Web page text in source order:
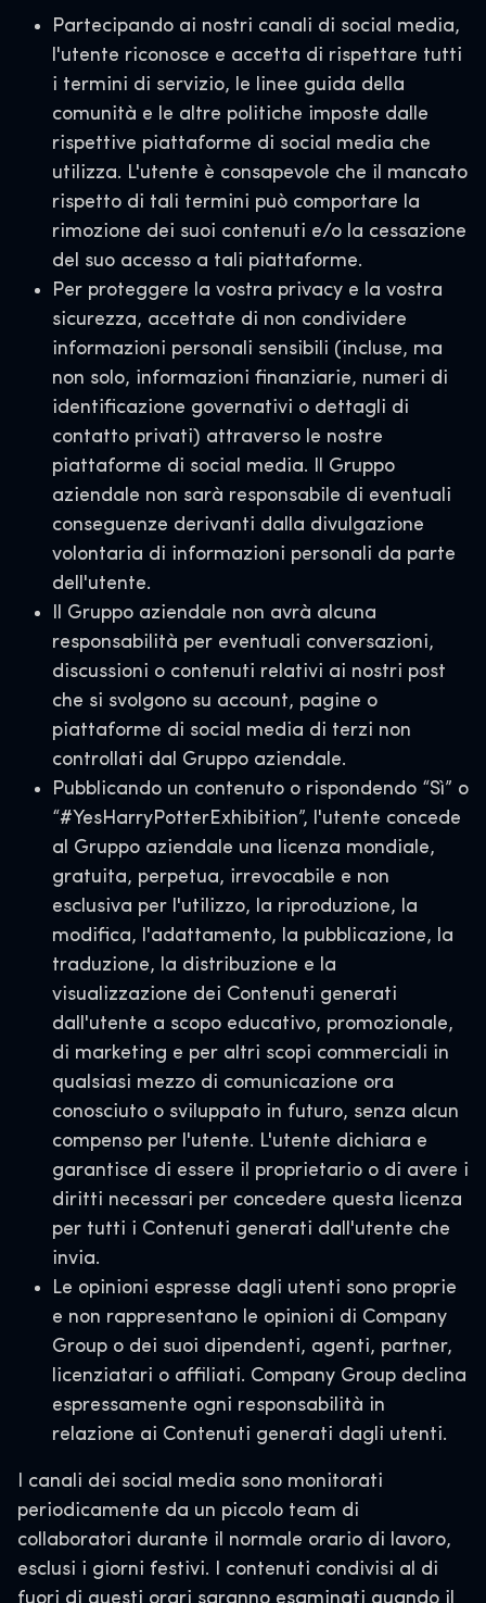
Partecipando ai nostri canali di social media,
l'utente riconosce e accetta di rispettare tutti
i termini di servizio, le linee guida della
comunità e le altre politiche imposte dalle
rispettive piattaforme di social media che
utilizza. L'utente è consapevole che il mancato
rispetto di tali termini può comportare la
rimozione dei suoi contenuti e/o la cessazione
del suo accesso a tali piattaforme.
Per proteggere la vostra privacy e la vostra
sicurezza, accettate di non condividere
informazioni personali sensibili (incluse, ma
non solo, informazioni finanziarie, numeri di
identificazione governativi o dettagli di
contatto privati) attraverso le nostre
piattaforme di social media. Il Gruppo
aziendale non sarà responsabile di eventuali
conseguenze derivanti dalla divulgazione
volontaria di informazioni personali da parte
dell'utente.
Il Gruppo aziendale non avrà alcuna
responsabilità per eventuali conversazioni,
discussioni o contenuti relativi ai nostri post
che si svolgono su account, pagine o
piattaforme di social media di terzi non
controllati dal Gruppo aziendale.
Pubblicando un contenuto o rispondendo “Sì” o
“#YesHarryPotterExhibition”, l'utente concede
al Gruppo aziendale una licenza mondiale,
gratuita, perpetua, irrevocabile e non
esclusiva per l'utilizzo, la riproduzione, la
modifica, l'adattamento, la pubblicazione, la
traduzione, la distribuzione e la
visualizzazione dei Contenuti generati
dall'utente a scopo educativo, promozionale,
di marketing e per altri scopi commerciali in
qualsiasi mezzo di comunicazione ora
conosciuto o sviluppato in futuro, senza alcun
compenso per l'utente. L'utente dichiara e
garantisce di essere il proprietario o di avere i
diritti necessari per concedere questa licenza
per tutti i Contenuti generati dall'utente che
invia.
Le opinioni espresse dagli utenti sono proprie
e non rappresentano le opinioni di Company
Group o dei suoi dipendenti, agenti, partner,
licenziatari o affiliati. Company Group declina
espressamente ogni responsabilità in
relazione ai Contenuti generati dagli utenti.
I canali dei social media sono monitorati
periodicamente da un piccolo team di
collaboratori durante il normale orario di lavoro,
esclusi i giorni festivi. I contenuti condivisi al di